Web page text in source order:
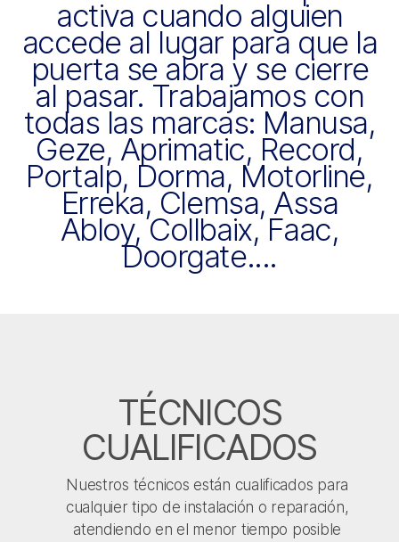
activa cuando alguien
accede al lugar para que la
puerta se abra y se cierre
al pasar. Trabajamos con
todas las marcas: Manusa,
Geze, Aprimatic, Record,
Portalp, Dorma, Motorline,
Erreka, Clemsa, Assa
Abloy, Collbaix, Faac,
Doorgate....
TÉCNICOS
CUALIFICADOS
Nuestros técnicos están cualificados para
cualquier tipo de instalación o reparación,
atendiendo en el menor tiempo posible